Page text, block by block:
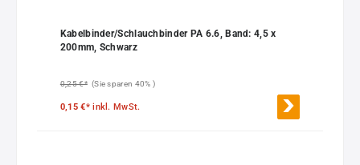
Kabelbinder/Schlauchbinder PA 6.6, Band: 4,5 x
200mm, Schwarz
0,25 €* (Sie sparen 40% )
0,15 €*inkl. MwSt.